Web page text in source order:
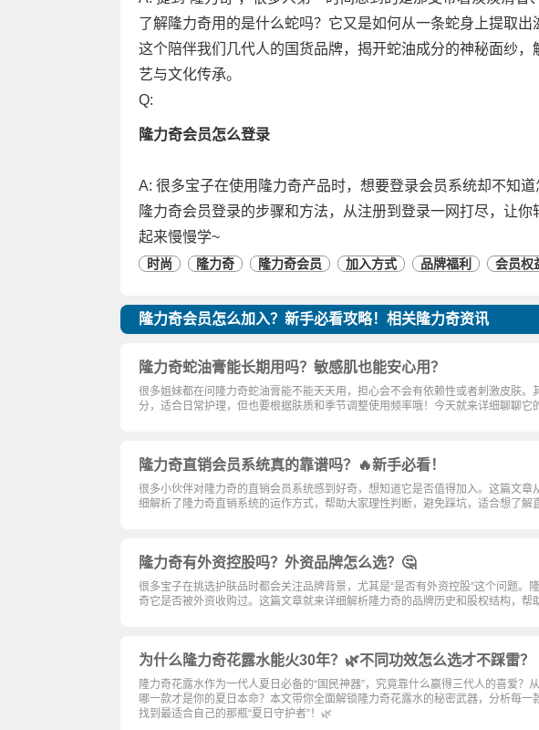
了解隆力奇用的是什么蛇吗？它又是如何从一条蛇身上提取
这个陪伴我们几代人的国货品牌，揭开蛇油成分的神秘面纱
艺与文化传承。
Q:
隆力奇会员怎么登录
A: 很多宝子在使用隆力奇产品时，想要登录会员系统却不知
隆力奇会员登录的步骤和方法，从注册到登录一网打尽，让
起来慢慢学~
时尚 隆力奇 隆力奇会员 加入方式 品牌福利 会员权
隆力奇会员怎么加入？新手必看攻略！相关隆力奇资讯
隆力奇蛇油膏能长期用吗？敏感肌也能安心用？
很多姐妹都在问隆力奇蛇油膏能不能天天用，担心会不会有依赖性或者刺激皮肤
分，适合日常护理，但也要根据肤质和季节调整使用频率哦！今天就来详细聊聊它
隆力奇直销会员系统真的靠谱吗？🔥新手必看！
很多小伙伴对隆力奇的直销会员系统感到好奇，想知道它是否值得加入。这篇文
细解析了隆力奇直销系统的运作方式，帮助大家理性判断，避免踩坑，适合想了解
隆力奇有外资控股吗？外资品牌怎么选？🤔
很多宝子在挑选护肤品时都会关注品牌背景，尤其是“是否有外资控股”这个问题。
奇它是否被外资收购过。这篇文章就来详细解析隆力奇的品牌历史和股权结构，
为什么隆力奇花露水能火30年？🌿不同功效怎么选才不踩雷？
隆力奇花露水作为一代人夏日必备的“国民神器”，究竟靠什么赢得三代人的喜爱？
哪一款才是你的夏日本命？本文带你全面解锁隆力奇花露水的秘密武器，分析每
找到最适合自己的那瓶“夏日守护者”！🌿